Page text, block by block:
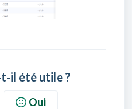
il été utile ?
Oui